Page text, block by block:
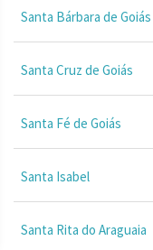
Santa Bárbara de Goiás
Santa Cruz de Goiás
Santa Fé de Goiás
Santa Isabel
Santa Rita do Araguaia